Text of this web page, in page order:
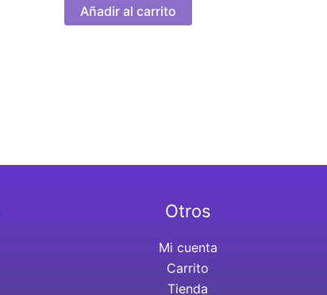
Añadir al carrito
Otros
Mi cuenta
Carrito
Tienda